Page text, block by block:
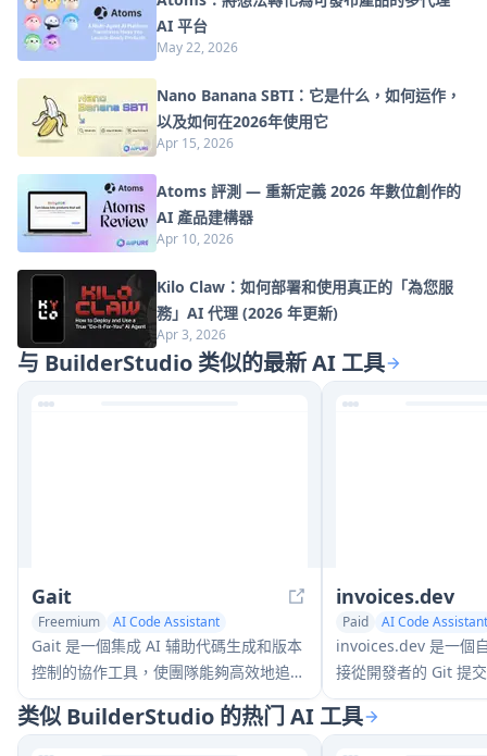
AI 平台
May 22, 2026
Nano Banana SBTI：它是什么，如何运作，
以及如何在2026年使用它
Apr 15, 2026
Atoms 評測 — 重新定義 2026 年數位創作的
AI 產品建構器
Apr 10, 2026
Kilo Claw：如何部署和使用真正的「為您服
務」AI 代理 (2026 年更新)
Apr 3, 2026
与 BuilderStudio 类似的最新 AI 工具
Gait
Freemium
AI Code Assistant
AI Team Collaboration
Gait 是一個集成 AI 辅助代碼生成和版本
控制的協作工具，使團隊能夠高效地追
蹤、理解和共享 AI 生成代碼的上下文。
invoices.dev
Paid
AI Code Assistant
AI Developer Tools
invoices.dev 是一個
接從開發者的 Git 提
GitHub、Slack、
的集成能力。
类似 BuilderStudio 的热门 AI 工具